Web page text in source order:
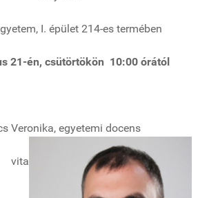
I. épület 214-es termében
21-én, csütörtökön 10:00 órától
Veronika, egyetemi docens
vita